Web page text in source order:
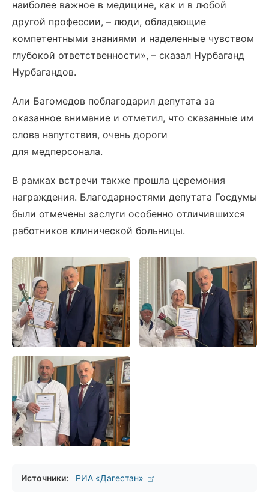
наиболее важное в медицине, как и в любой
другой профессии, – люди, обладающие
компетентными знаниями и наделенные чувством
глубокой ответственности», – сказал Нурбаганд
Нурбагандов.
Али Багомедов поблагодарил депутата за
оказанное внимание и отметил, что сказанные им
слова напутствия, очень дороги
для медперсонала.
В рамках встречи также прошла церемония
награждения. Благодарностями депутата Госдумы
были отмечены заслуги особенно отличившихся
работников клинической больницы.
Источники: РИА «Дагестан»